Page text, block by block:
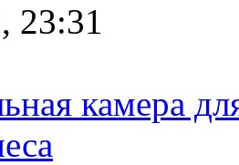
23:31
камера